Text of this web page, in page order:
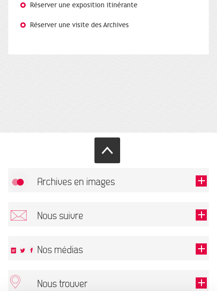
Réserver une exposition itinérante
Réserver une visite des Archives
Archives en images
Nous suivre
Ce champ est exigé.
Nos médias
Nous trouver